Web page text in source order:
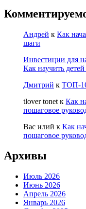
Андрей к Как
шаги
Инвестиции для
Как научить
Дмитрий к ТОП-10
tlover tonet к Как
пошаговое
Вас илий к Как
пошаговое
Архивы
Июль 2026
Июнь 2026
Апрель 2026
Январь 2026